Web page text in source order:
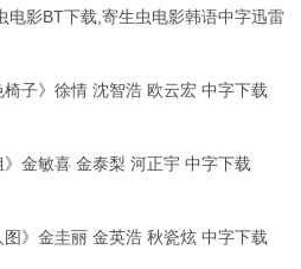
电影BT下载,寄生虫电影韩语中字迅雷
子》徐情 沈智浩 欧云宏 中字下载
金敏喜 金泰梨 河正宇 中字下载
》金圭丽 金英浩 秋瓷炫 中字下载